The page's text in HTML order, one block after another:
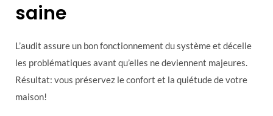
saine
L’audit assure un bon fonctionnement du système et décelle
les problématiques avant qu’elles ne deviennent majeures.
Résultat: vous préservez le confort et la quiétude de votre
maison!